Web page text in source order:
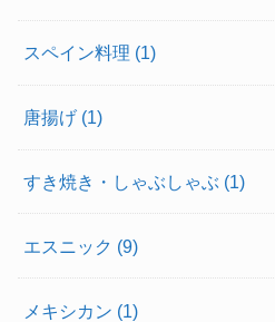
スペイン料理 (1)
唐揚げ (1)
すき焼き・しゃぶしゃぶ (1)
エスニック (9)
メキシカン (1)